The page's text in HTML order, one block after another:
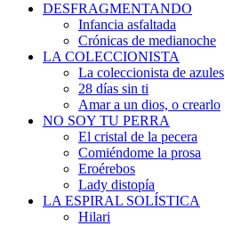
DESFRAGMENTANDO
Infancia asfaltada
Crónicas de medianoche
LA COLECCIONISTA
La coleccionista de azules
28 días sin ti
Amar a un dios, o crearlo
NO SOY TU PERRA
El cristal de la pecera
Comiéndome la prosa
Eroérebos
Lady distopía
LA ESPIRAL SOLÍSTICA
Hilari